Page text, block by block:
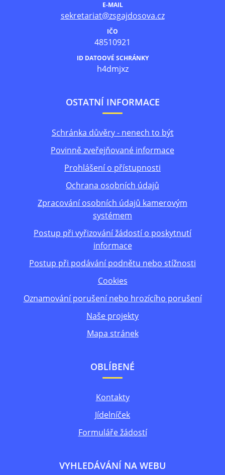
E-MAIL
sekretariat@zsgajdosova.cz
IČO
48510921
ID DATOOVÉ SCHRÁNKY
h4dmjxz
OSTATNÍ INFORMACE
Schránka důvěry - nenech to být
Povinně zveřejňované informace
Prohlášení o přístupnosti
Ochrana osobních údajů
Zpracování osobních údajů kamerovým
systémem
Postup při vyřizování žádostí o poskytnutí
informace
Postup při podávání podnětu nebo stížnosti
Cookies
Oznamování porušení nebo hrozícího porušení
Naše projekty
Mapa stránek
OBLÍBENÉ
Kontakty
Jídelníček
Formuláře žádostí
VYHLEDÁVÁNÍ NA WEBU